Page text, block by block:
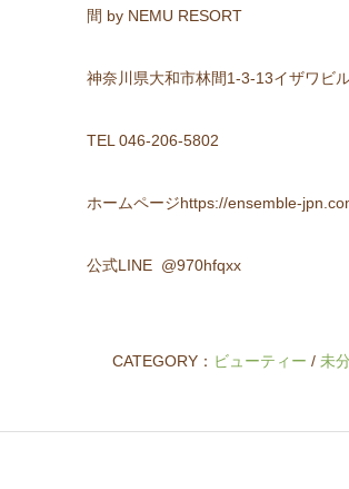
間 by NEMU RESORT
神奈川県大和市林間1-3-13イザワビ
TEL 046-206-5802
ホームページhttps://ensemble-
公式LINE @970hfqxx
CATEGORY： ビューティー / 未